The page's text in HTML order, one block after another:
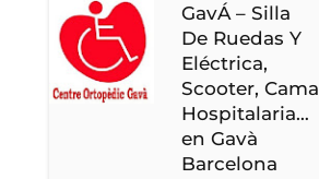
GavÁ – Silla
De Ruedas Y
Eléctrica,
Scooter, Cama
Hospitalaria…
en Gavà
Barcelona